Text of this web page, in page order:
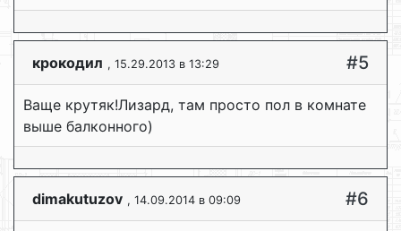
крокодил , 15.29.2013 в 13:29 #5
Ваще крутяк!Лизард, там просто пол в комнате
выше балконного)
dimakutuzov , 14.09.2014 в 09:09 #6